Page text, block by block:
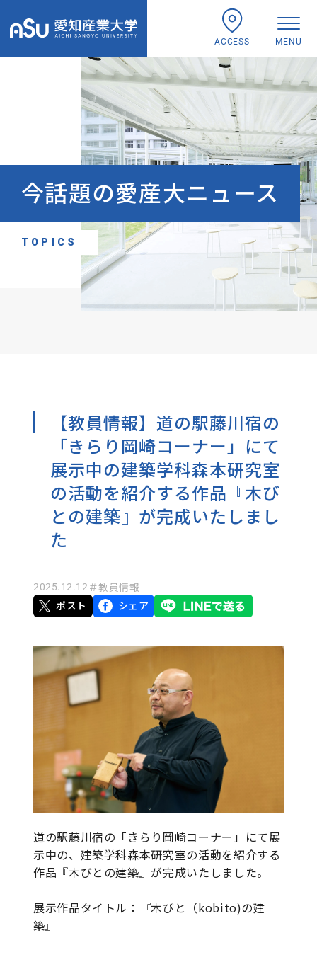
ACCESS MENU
今話題の愛産大ニュース
TOPICS
【教員情報】道の駅藤川宿の
「きらり岡崎コーナー」にて
展示中の建築学科森本研究室
の活動を紹介する作品『木び
との建築』が完成いたしまし
た
2025.12.12＃教員情報
ポスト
シェア
道の駅藤川宿の「きらり岡崎コーナー」にて展
示中の、建築学科森本研究室の活動を紹介する
作品『木びとの建築』が完成いたしました。
展示作品タイトル：『木びと（kobito)の建
築』